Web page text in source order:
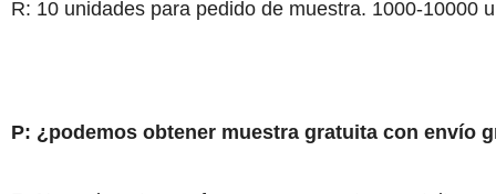
R: 10 unidades para pedido de muestra. 1000-10000
P: ¿podemos obtener muestra gratuita con envío